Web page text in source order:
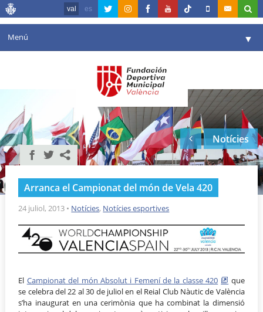
val es
Menú ▼
Agenda
Instal·lacions ▼
Comunicació ▼
València en esport
Portal de Transparència
Notícies
Arranca el Campionat del món de Vela 420
24 juliol, 2013 • Notícies, Notícies esportives
El Campionat del món Absolut i Femení de la classe 420
que
se celebra del 22 al 30 de juliol en el Reial Club Nàutic de València
s’ha inaugurat en una cerimònia que ha combinat la dimensió